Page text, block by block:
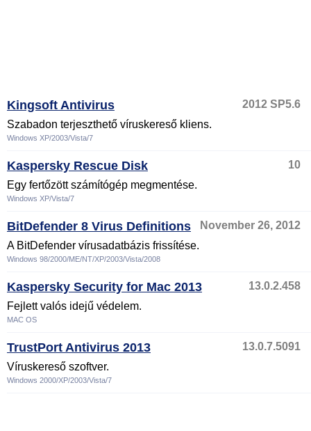
Kingsoft Antivirus
2012 SP5.6
Szabadon terjeszthető víruskereső kliens.
Windows XP/2003/Vista/7
Kaspersky Rescue Disk
10
Egy fertőzött számítógép megmentése.
Windows XP/Vista/7
BitDefender 8 Virus Definitions
November 26, 2012
A BitDefender vírusadatbázis frissítése.
Windows 98/2000/ME/NT/XP/2003/Vista/2008
Kaspersky Security for Mac 2013
13.0.2.458
Fejlett valós idejű védelem.
MAC OS
TrustPort Antivirus 2013
13.0.7.5091
Víruskereső szoftver.
Windows 2000/XP/2003/Vista/7